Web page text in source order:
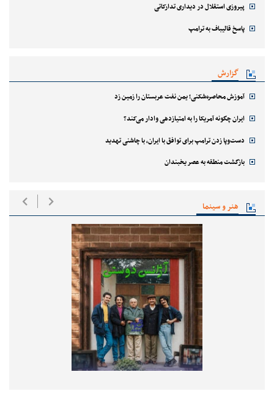
پیروزی استقلال در دیداری تدارکاتی
پاسخ قالیباف به ترامپ
گزارش
آموزش محاصره‌شکنی؛ یمن نفت عربستان را زمین زد
ایران چگونه آمریکا را به امتیازدهی وادار می‌کند؟
دست‌وپا زدن ترامپ برای توافق با ایران، با چاشنی تهدید
بازگشت منطقه به عصر یخبندان
هنر و سینما